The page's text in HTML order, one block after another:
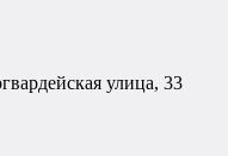
улица, 33